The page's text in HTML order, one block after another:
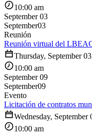
10:00 am
September 03
September03
Reunión
Reunión virtual del
Thursday, September
10:00 am
September 09
September09
Evento
Licitación de contratos
Wednesday, September
10:00 am